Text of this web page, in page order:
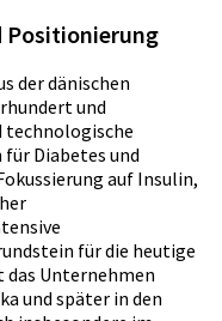
Positionierung
der dänischen
und
technologische
Diabetes und
auf Insulin,
für die heutige
Unternehmen
und später in den